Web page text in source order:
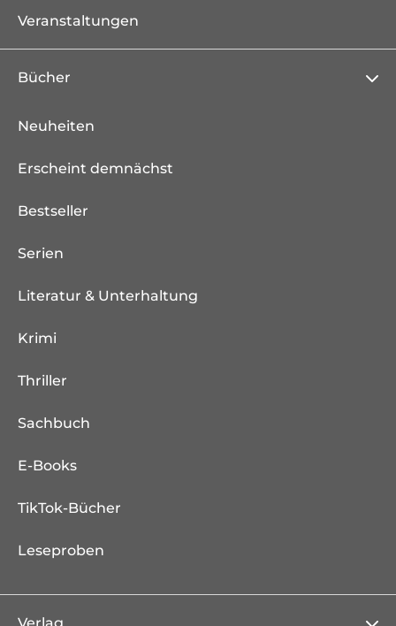
Veranstaltungen
Bücher
Neuheiten
Erscheint demnächst
Bestseller
Serien
Literatur & Unterhaltung
Krimi
Thriller
Sachbuch
E-Books
TikTok-Bücher
Leseproben